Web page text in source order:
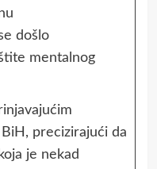
došlo
mentalnog
precizirajući da
je nekad